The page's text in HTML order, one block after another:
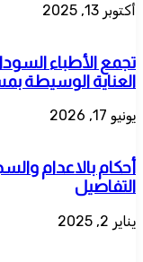
أكتوبر 13, 2025
العناية الوسيطة
يونيو 17, 2026
أحكام بالاعدام
التفاصيل
يناير 2, 2025